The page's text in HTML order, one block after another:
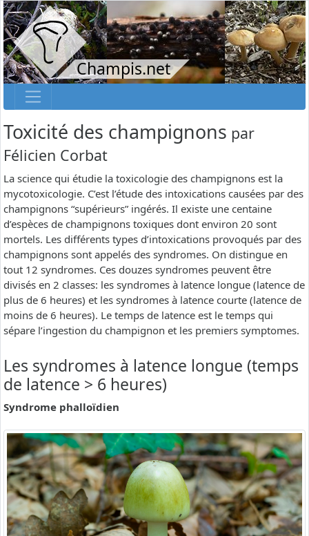
Champis.net
Toxicité des champignons par
Félicien Corbat
La science qui étudie la toxicologie des champignons est la
mycotoxicologie. C’est l’étude des intoxications causées par des
champignons “supérieurs” ingérés. Il existe une centaine
d’espèces de champignons toxiques dont environ 20 sont
mortels. Les différents types d’intoxications provoqués par des
champignons sont appelés des syndromes. On distingue en
tout 12 syndromes. Ces douzes syndromes peuvent être
divisés en 2 classes: les syndromes à latence longue (latence de
plus de 6 heures) et les syndromes à latence courte (latence de
moins de 6 heures). Le temps de latence est le temps qui
sépare l’ingestion du champignon et les premiers symptomes.
Les syndromes à latence longue (temps
de latence > 6 heures)
Syndrome phalloïdien